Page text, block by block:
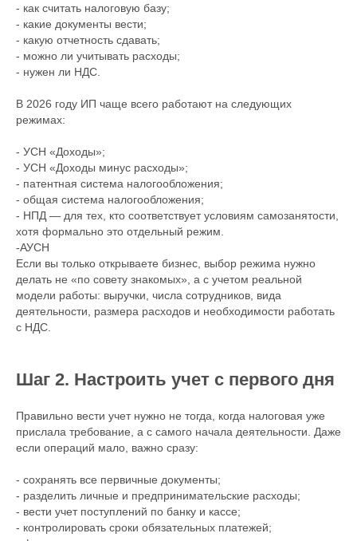
- как считать налоговую базу;
- какие документы вести;
- какую отчетность сдавать;
- можно ли учитывать расходы;
- нужен ли НДС.
В 2026 году ИП чаще всего работают на следующих
режимах:
- УСН «Доходы»;
- УСН «Доходы минус расходы»;
- патентная система налогообложения;
- общая система налогообложения;
- НПД — для тех, кто соответствует условиям самозанятости,
хотя формально это отдельный режим.
-АУСН
Если вы только открываете бизнес, выбор режима нужно
делать не «по совету знакомых», а с учетом реальной
модели работы: выручки, числа сотрудников, вида
деятельности, размера расходов и необходимости работать
с НДС.
Шаг 2. Настроить учет с первого дня
Правильно вести учет нужно не тогда, когда налоговая уже
прислала требование, а с самого начала деятельности. Даже
если операций мало, важно сразу:
- сохранять все первичные документы;
- разделить личные и предпринимательские расходы;
- вести учет поступлений по банку и кассе;
- контролировать сроки обязательных платежей;